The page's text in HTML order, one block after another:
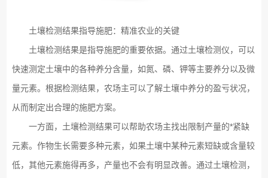
土壤检测结果指导施肥：精准农业的关键
土壤检测结果是指导施肥的重要依据。通过土壤检测仪，可以
快速测定土壤中的各种养分含量，如氮、磷、钾等主要养分以及微
量元素。根据检测结果，农场主可以了解土壤中养分的盈亏状况，
从而制定出合理的施肥方案。
一方面，土壤检测结果可以帮助农场主找出限制产量的*紧缺
元素。作物生长需要多种元素，如果土壤中某种元素短缺或含量较
低，其他元素施得再多，产量也不会有明显改善。通过土壤检测，